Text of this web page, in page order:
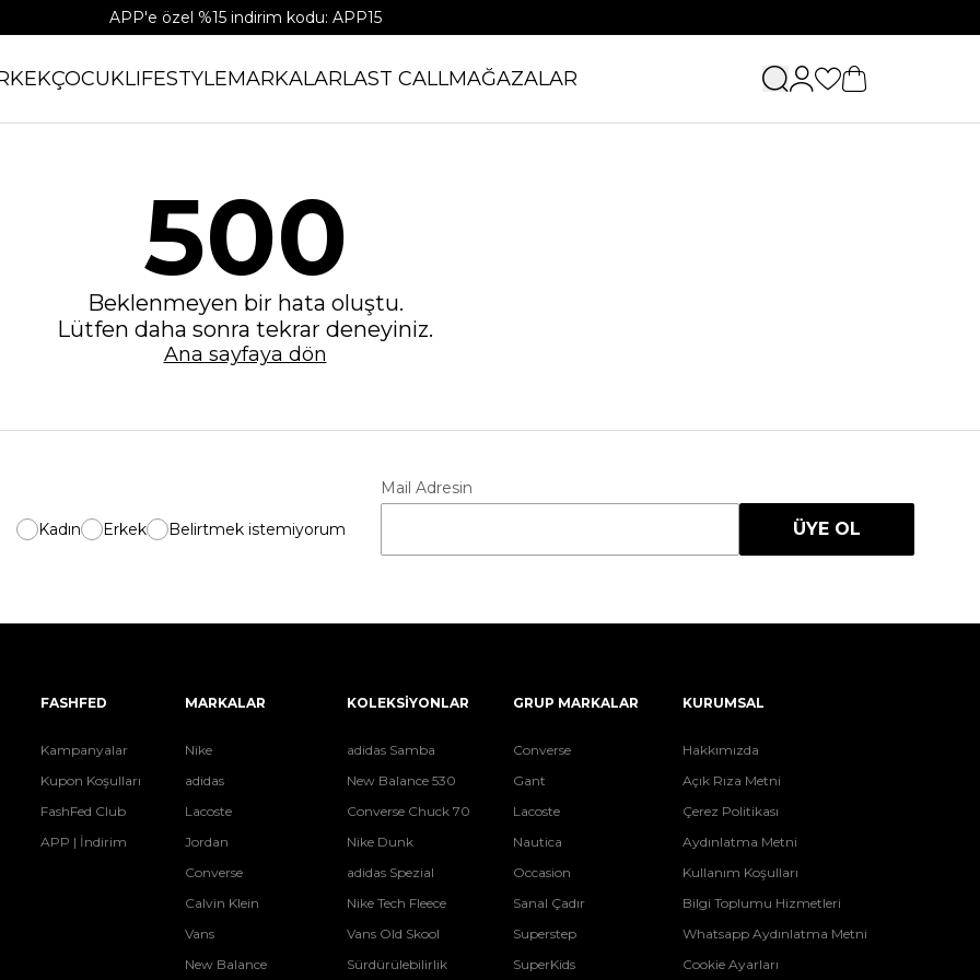
APP'e özel %15 indirim kodu: APP15
ÇOCUKLIFESTYLEMARKALARLAST CALLMAĞAZALAR
500
Beklenmeyen bir hata oluştu.
Lütfen daha sonra tekrar deneyiniz.
Ana sayfaya dön
Kadın Erkek Belirtmek istemiyorum
Mail Adresin
ÜYE OL
FASHFED
Kampanyalar
Kupon Koşulları
FashFed Club
APP | İndirim
MARKALAR
Nike
adidas
Lacoste
Jordan
Converse
Calvin Klein
Vans
New Balance
KOLEKSİYONLAR
adidas Samba
New Balance 530
Converse Chuck 70
Nike Dunk
adidas Spezial
Nike Tech Fleece
Vans Old Skool
Sürdürülebilirlik
GRUP MARKALAR
Converse
Gant
Lacoste
Nautica
Occasion
Sanal Çadır
Superstep
SuperKids
KURUMSAL
Hakkımızda
Açık Rıza Metni
Çerez Politikası
Aydınlatma Metni
Kullanım Koşulları
Bilgi Toplumu Hizmetleri
Whatsapp Aydınlatma Metni
Cookie Ayarları